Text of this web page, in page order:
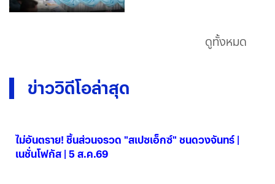
ดูทั้งหมด
ข่าววิดีโอล่าสุด
ไม่อันตราย! ชิ้นส่วนจรวด "สเปซเอ็กซ์" ชนดวงจันทร์ |
เนชั่นโฟกัส | 5 ส.ค.69